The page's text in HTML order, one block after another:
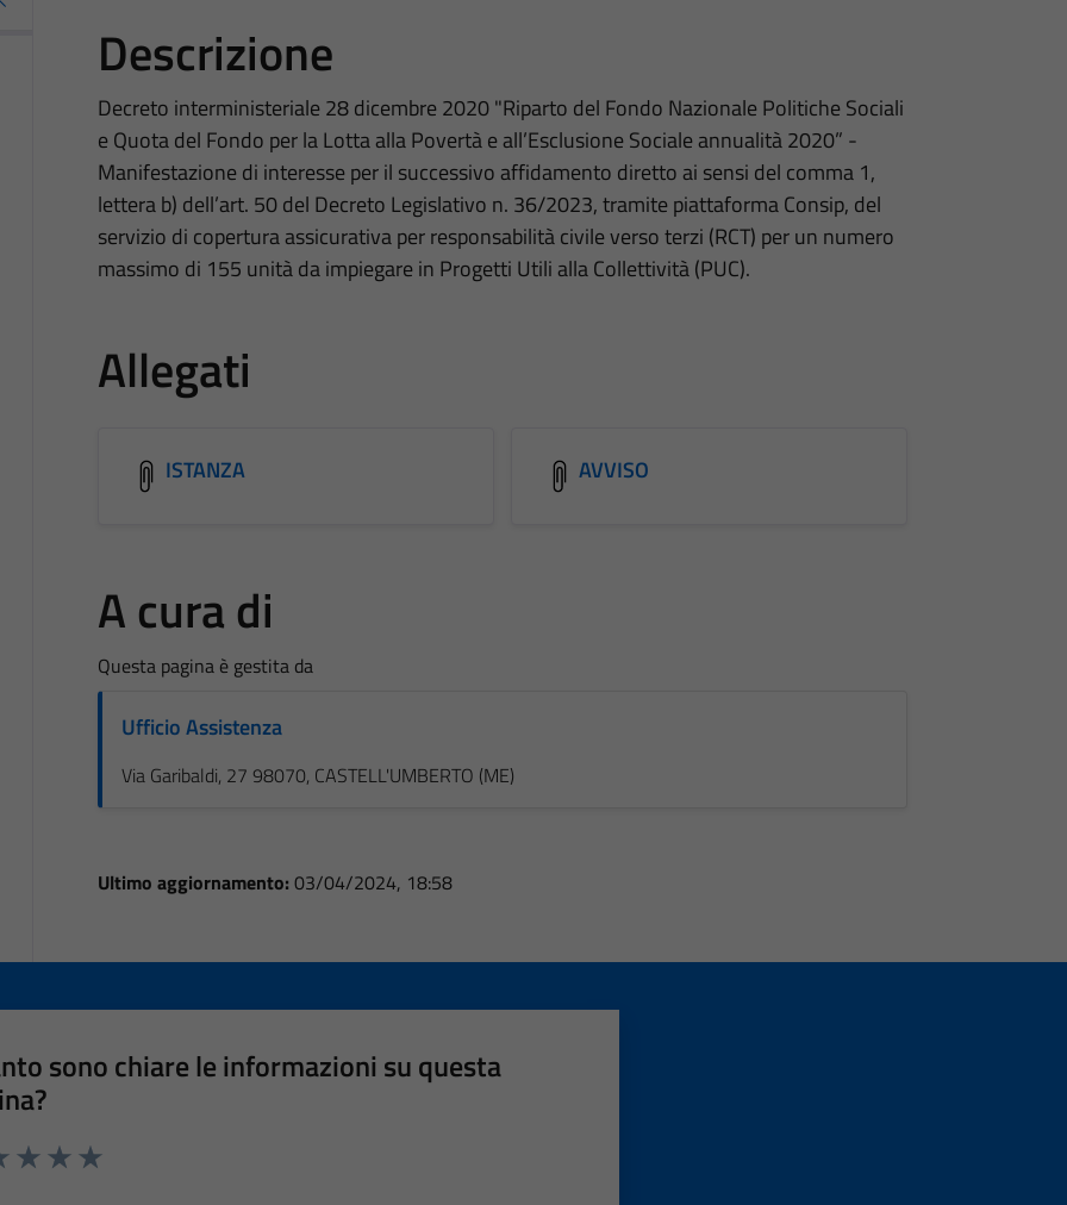
Descrizione
Decreto interministeriale 28 dicembre 2020 "Riparto del Fondo Nazionale Politiche Sociali
e Quota del Fondo per la Lotta alla Povertà e all’Esclusione Sociale annualità 2020” -
Manifestazione di interesse per il successivo affidamento diretto ai sensi del comma 1,
lettera b) dell’art. 50 del Decreto Legislativo n. 36/2023, tramite piattaforma Consip, del
servizio di copertura assicurativa per responsabilità civile verso terzi (RCT) per un numero
massimo di 155 unità da impiegare in Progetti Utili alla Collettività (PUC).
Allegati
ISTANZA AVVISO
A cura di
Questa pagina è gestita da
Ufficio Assistenza
Via Garibaldi, 27 98070, CASTELL'UMBERTO (ME)
Ultimo aggiornamento: 03/04/2024, 18:58
sono chiare le informazioni su questa